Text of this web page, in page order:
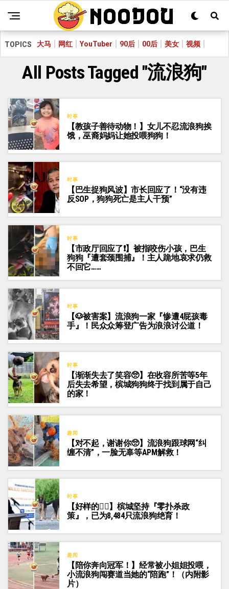
TOPICS 大马 网红 YouTuber 90后 00后 美女 视频
All Posts Tagged "流浪狗"
时事
【教孩子善待动物！】女儿不忍流浪狗挨
饿，巫裔妈妈让她投喂狗狗！
时事
【巴生捉狗风波】市长回应了！“没有违
反SOP，狗狗死亡是主人干预”
时事
【市政厅回应了❗】被指咬伤小孩，巴生
狗狗『遭套颈围捕』！主人跪地哀求仍救
不回它……
时事
【🐶被害案】流浪狗一家『惨遭4屁孩毒
手』！民众众筹登广告为浪浪讨公道！
时事
【渐渐失去了笑容🥺】在收容所苦等5年
后失去希望，槟城狗狗终于找到属于自己
的家！
趣闻
【对不起，谢谢你🥺】流浪狗跟球网“纠
缠不清”，一脸无辜等APM解救！
时事
【好样的👍🏻】槟城坚持『零扑杀政
策』，已为8,484只流浪狗绝育！
趣闻
【陪你奔向冠军！】经常被小姐姐投喂，
小流浪狗闯赛道当她的“陪跑”！（内附影
片）